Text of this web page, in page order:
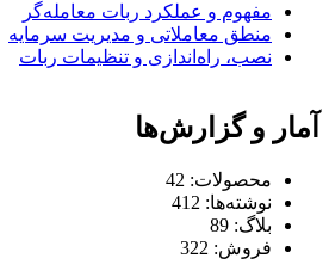
مفهوم و عملکرد ربات معامله‌گر
منطق معاملاتی و مدیریت سرمایه
نصب، راه‌اندازی و تنظیمات ربات
آمار و گزارش‌ها
محصولات: 42
نوشته‌ها: 412
بلاگ: 89
فروش: 322